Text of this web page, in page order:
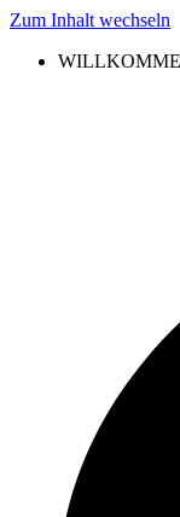
Zum Inhalt wechseln